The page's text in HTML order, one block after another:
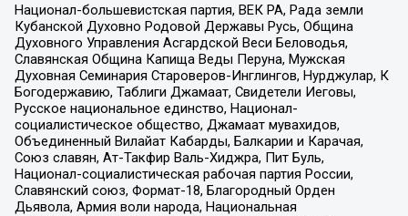
Национал-большевистская партия, ВЕК РА, Рада земли
Кубанской Духовно Родовой Державы Русь, Община
Духовного Управления Асгардской Веси Беловодья,
Славянская Община Капища Веды Перуна, Мужская
Духовная Семинария Староверов-Инглингов, Нурджулар, К
Богодержавию, Таблиги Джамаат, Свидетели Иеговы,
Русское национальное единство, Национал-
социалистическое общество, Джамаат мувахидов,
Объединенный Вилайат Кабарды, Балкарии и Карачая,
Союз славян, Ат-Такфир Валь-Хиджра, Пит Буль,
Национал-социалистическая рабочая партия России,
Славянский союз, Формат-18, Благородный Орден
Дьявола, Армия воли народа, Национальная